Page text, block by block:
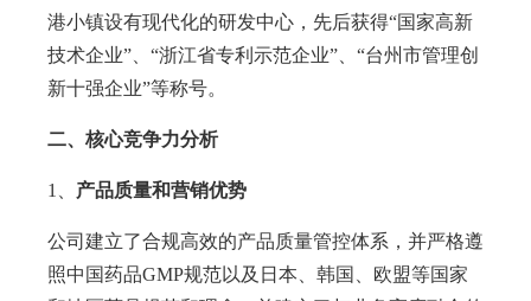
港小镇设有现代化的研发中心，先后获得“国家高新
技术企业”、“浙江省专利示范企业”、“台州市管理创
新十强企业”等称号。
二、核心竞争力分析
1、 产品质量和营销优势
公司建立了合规高效的产品质量管控体系，并严格遵
照中国药品GMP规范以及日本、韩国、欧盟等国家